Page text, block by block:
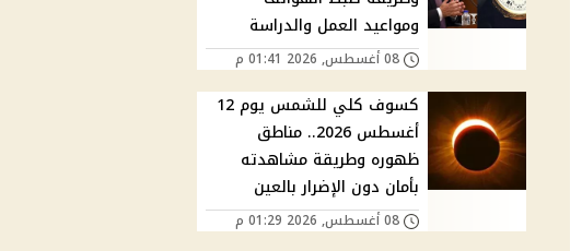
ومواعيد العمل والدراسة
08 أغسطس, 2026 01:41 م
كسوف كلي للشمس يوم 12
أغسطس 2026.. مناطق
ظهوره وطريقة مشاهدته
بأمان دون الإضرار بالعين
08 أغسطس, 2026 01:29 م